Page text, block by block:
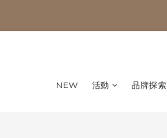
NEW 活動 品牌探索